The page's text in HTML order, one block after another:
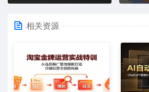
相关资源